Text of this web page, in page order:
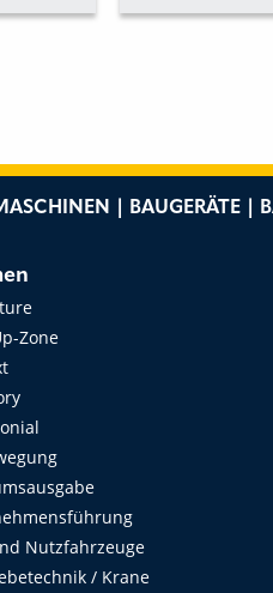
| BAUGERÄTE |
Zone
Nutzfahrzeuge
/ Krane